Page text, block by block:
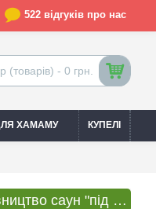
522 відгуків про нас
(товарів) - 0 грн.
ХАМАМУ КУПЕЛІ
Будівництво саун "під ключ"